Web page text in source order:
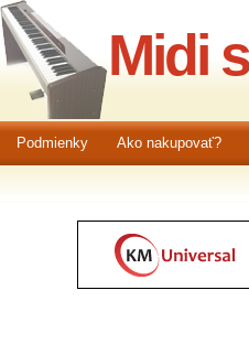
Midi
Podmienky Ako nakupovať?